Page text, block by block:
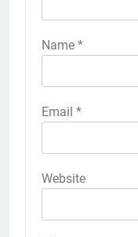
Name *
Email *
Website